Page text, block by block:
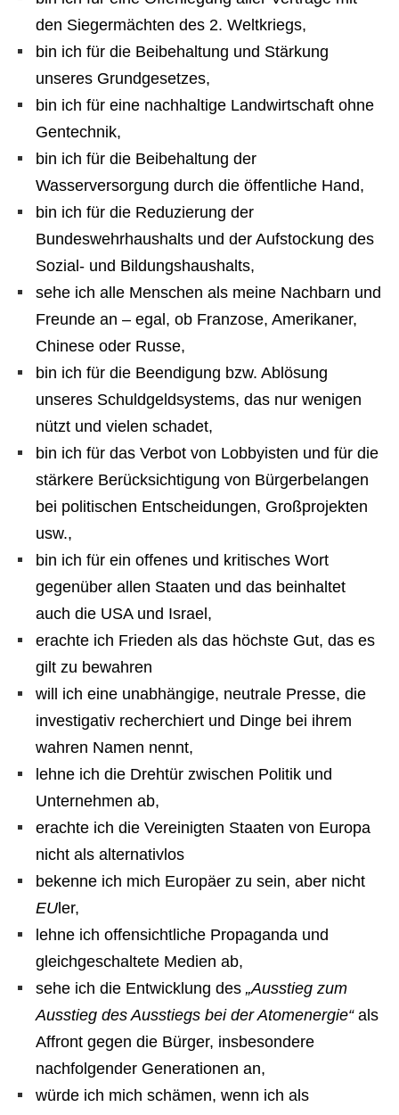
den Siegermächten des 2. Weltkriegs,
bin ich für die Beibehaltung und Stärkung
unseres Grundgesetzes,
bin ich für eine nachhaltige Landwirtschaft ohne
Gentechnik,
bin ich für die Beibehaltung der
Wasserversorgung durch die öffentliche Hand,
bin ich für die Reduzierung der
Bundeswehrhaushalts und der Aufstockung des
Sozial- und Bildungshaushalts,
sehe ich alle Menschen als meine Nachbarn und
Freunde an – egal, ob Franzose, Amerikaner,
Chinese oder Russe,
bin ich für die Beendigung bzw. Ablösung
unseres Schuldgeldsystems, das nur wenigen
nützt und vielen schadet,
bin ich für das Verbot von Lobbyisten und für die
stärkere Berücksichtigung von Bürgerbelangen
bei politischen Entscheidungen, Großprojekten
usw.,
bin ich für ein offenes und kritisches Wort
gegenüber allen Staaten und das beinhaltet
auch die USA und Israel,
erachte ich Frieden als das höchste Gut, das es
gilt zu bewahren
will ich eine unabhängige, neutrale Presse, die
investigativ recherchiert und Dinge bei ihrem
wahren Namen nennt,
lehne ich die Drehtür zwischen Politik und
Unternehmen ab,
erachte ich die Vereinigten Staaten von Europa
nicht als alternativlos
bekenne ich mich Europäer zu sein, aber nicht
EU ler,
lehne ich offensichtliche Propaganda und
gleichgeschaltete Medien ab,
sehe ich die Entwicklung des „Ausstieg zum
Ausstieg des Ausstiegs bei der Atomenergie“als
Affront gegen die Bürger, insbesondere
nachfolgender Generationen an,
würde ich mich schämen, wenn ich als